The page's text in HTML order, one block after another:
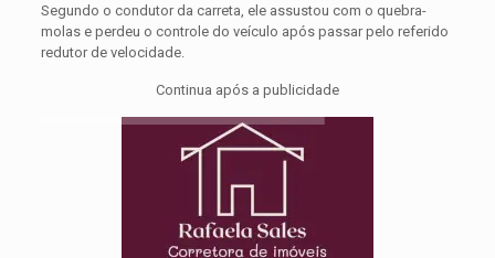
Segundo o condutor da carreta, ele assustou com o quebra-
molas e perdeu o controle do veículo após passar pelo referido
redutor de velocidade.
Continua após a publicidade